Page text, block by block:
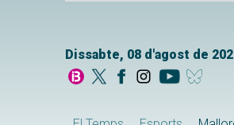
Dissabte, 08 d'agost de